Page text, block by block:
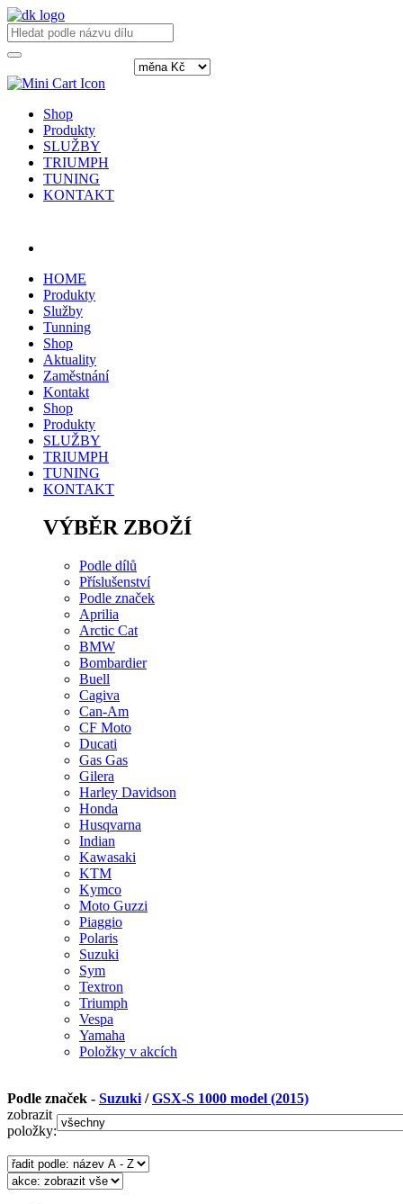
Shop
Produkty
SLUŽBY
TRIUMPH
TUNING
KONTAKT
HOME
Produkty
Služby
Tunning
Shop
Aktuality
Zaměstnání
Kontakt
Shop
Produkty
SLUŽBY
TRIUMPH
TUNING
KONTAKT
VÝBĚR ZBOŽÍ
Podle dílů
Příslušenství
Podle značek
Aprilia
Arctic Cat
BMW
Bombardier
Buell
Cagiva
Can-Am
CF Moto
Ducati
Gas Gas
Gilera
Harley Davidson
Honda
Husqvarna
Indian
Kawasaki
KTM
Kymco
Moto Guzzi
Piaggio
Polaris
Suzuki
Sym
Textron
Triumph
Vespa
Yamaha
Položky v akcích
Podle značek - Suzuki /GSX-S 1000 model (2015)
zobrazit
položky: